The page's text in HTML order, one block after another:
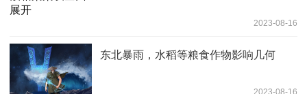
2023-08-16
东北暴雨，水稻等粮食作物影响几何
2023-08-16